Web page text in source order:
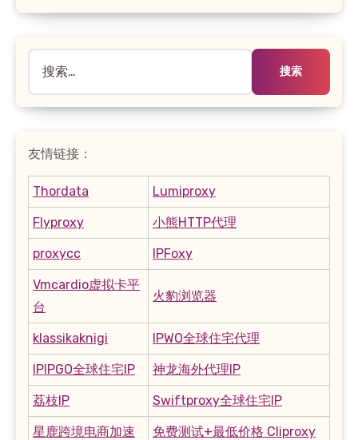
索：
友情链接：
Thordata Lumiproxy
Flyproxy 小熊HTTP代理
proxycc IPFoxy
Vmcardio虚拟卡平
台
火豹浏览器
klassikaknigi IPWO全球住宅代理
IPIPGO全球住宅IP 神龙海外代理IP
荔枝IP Swiftproxy全球住宅IP
星鹿跨境电商加速
免费测试+最低价格 Cliproxy